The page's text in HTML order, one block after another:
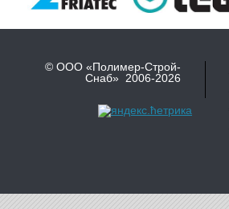
© ООО «Полимер-Строй-
Снаб» 2006-2026